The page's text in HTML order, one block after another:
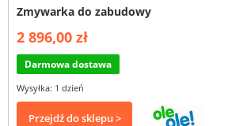
Zmywarka do zabudowy
2 896,00 zł
Darmowa dostawa
Wysyłka: 1 dzień
Przejdź do sklepu >